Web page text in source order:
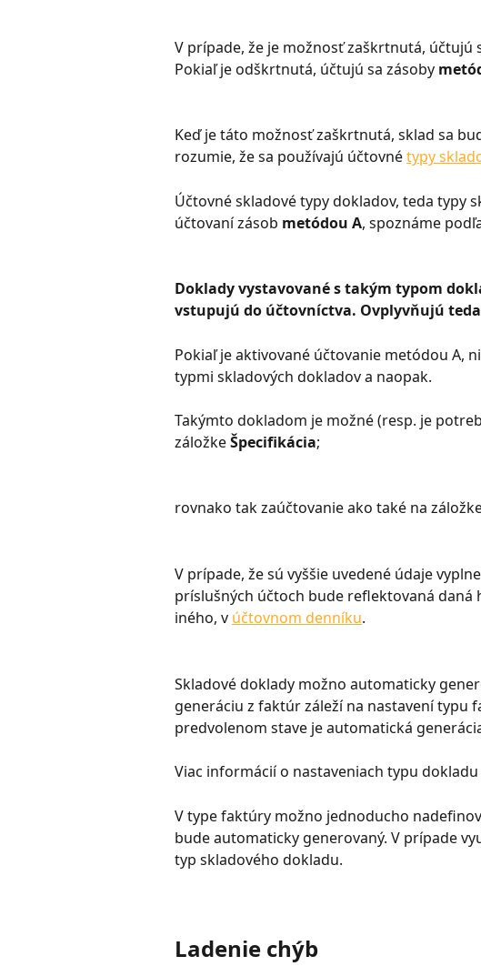
V prípade, že je možnosť zaškrtnutá, účtujú
Pokiaľ je odškrtnutá, účtujú sa zásoby
Keď je táto možnosť zaškrtnutá, sklad sa
rozumie, že sa používajú účtovné typy
Účtovné skladové typy dokladov, teda typy
účtovaní zásob metódou A, spoznáme
Doklady vystavované s takým typom
vstupujú do účtovníctva. Ovplyvňujú
Pokiaľ je aktivované účtovanie metódou A,
typmi skladových dokladov a naopak.
Takýmto dokladom je možné (resp. je
záložke Špecifikácia;
rovnako tak zaúčtovanie ako také na
V prípade, že sú vyššie uvedené údaje
príslušných účtoch bude reflektovaná
iného, v účtovnom denníku.
Skladové doklady možno automaticky
generáciu z faktúr záleží na nastavení typu
predvolenom stave je automatická
Viac informácií o nastaveniach typu
V type faktúry možno jednoducho
bude automaticky generovaný. V prípade
typ skladového dokladu.
Ladenie chýb